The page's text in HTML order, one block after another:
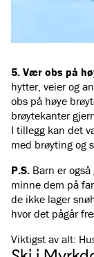
5. Vær obs på
hytter, veier og
obs på høye
brøytekanter
I tillegg kan det
med brøyting og
P.S. Barn er
minne dem på
de ikke lager
hvor det pågår
Viktigst av alt:
Skivettreglar
Du har selv et ansvar